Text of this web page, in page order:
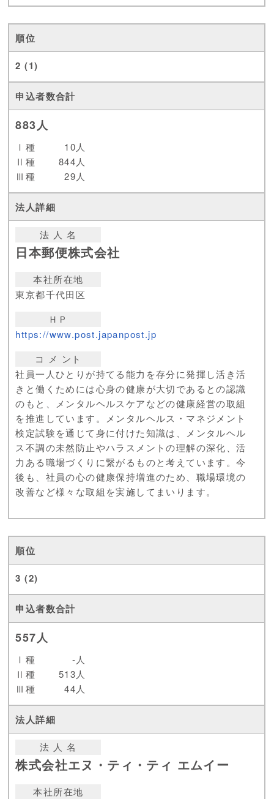
2 (1)
883人
Ⅰ種
10人
Ⅱ種
844人
Ⅲ種
29人
法 人 名
日本郵便株式会社
本社所在地
東京都千代田区
ＨＰ
https://www.post.japanpost.jp
コ メ ント
社員一人ひとりが持てる能力を存分に発揮し活き活
きと働くためには心身の健康が大切であるとの認識
のもと、メンタルヘルスケアなどの健康経営の取組
を推進しています。メンタルヘルス・マネジメント
検定試験を通じて身に付けた知識は、メンタルヘル
ス不調の未然防止やハラスメントの理解の深化、活
力ある職場づくりに繋がるものと考えています。今
後も、社員の心の健康保持増進のため、職場環境の
改善など様々な取組を実施してまいります。
3 (2)
557人
Ⅰ種
-人
Ⅱ種
513人
Ⅲ種
44人
法 人 名
株式会社エヌ・ティ・ティ エムイー
本社所在地